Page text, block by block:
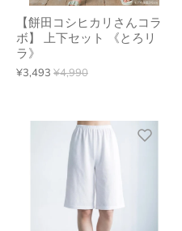
【餅田コシヒカリさんコラ
ボ】 上下セット 《とろリ
ラ》
¥3,493 ¥4,990